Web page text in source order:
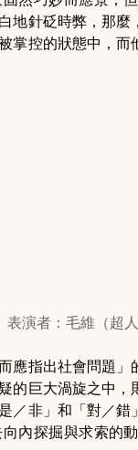
地針砭時弊，那
掌控的狀態中，
表演者：毛維（超
應指出社會問題
的巨大渦旋之中
／非」和「對／
內探掘與求索的